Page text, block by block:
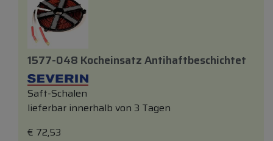
1577-048 Kocheinsatz Antihaftbeschichtet
Saft-Schalen
lieferbar innerhalb von 3 Tagen
€ 72,53